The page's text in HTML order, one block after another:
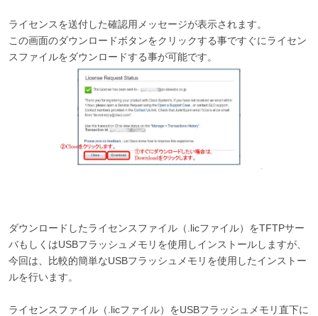
ライセンスを送付した確認用メッセージが表示されます。
この画面のダウンロードボタンをクリックする事ですぐにライセン
スファイルをダウンロードする事が可能です。
ダウンロードしたライセンスファイル（.licファイル）をTFTPサー
バもしくはUSBフラッシュメモリを使用しインストールしますが、
今回は、比較的簡単なUSBフラッシュメモリを使用したインストー
ルを行います。
ライセンスファイル（.licファイル）をUSBフラッシュメモリ直下に